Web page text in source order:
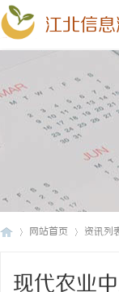
江北信
网站首页 资讯列
现代农业